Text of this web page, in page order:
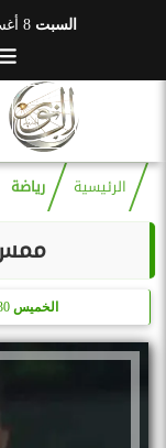
السبت 8 أغسطس 2026
الرئيسية رياضة
الخميس 30 أكتوبر 2025